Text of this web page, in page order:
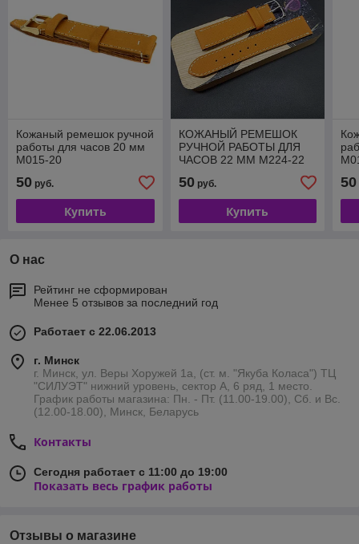
Кожаный ремешок ручной
работы для часов 20 мм
M015-20
50 руб.
Купить
КОЖАНЫЙ РЕМЕШОК
РУЧНОЙ РАБОТЫ ДЛЯ
ЧАСОВ 22 ММ M224-22
50руб.
Купить
50
О нас
Рейтинг не сформирован
Менее 5 отзывов за последний год
Работает с 22.06.2013
г. Минск
г. Минск, ул. Веры Хоружей 1а, (ст. м. "Якуба Коласа") ТЦ
"СИЛУЭТ" нижний уровень, сектор А, 6 ряд, 1 место.
График работы магазина: Пн. - Пт. (11.00-19.00), Сб. и Вс.
(12.00-18.00), Минск, Беларусь
Контакты
Сегодня работает с 11:00 до 19:00
Показать весь график работы
Отзывы о магазине